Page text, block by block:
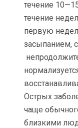
течение
течение
первую
засыпанием,
Острых
чаще
близкими